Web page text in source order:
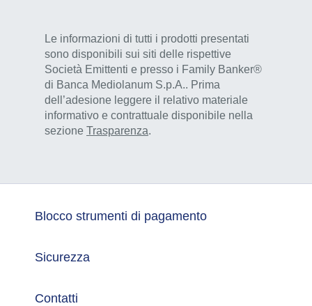
Le informazioni di tutti i prodotti presentati
sono disponibili sui siti delle rispettive
Società Emittenti e presso i Family Banker®
di Banca Mediolanum S.p.A.. Prima
dell’adesione leggere il relativo materiale
informativo e contrattuale disponibile nella
sezione Trasparenza.
Blocco strumenti di pagamento
Sicurezza
Contatti